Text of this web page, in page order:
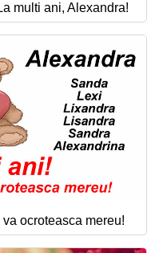
multi ani, Alexandra!
ocroteasca mereu!